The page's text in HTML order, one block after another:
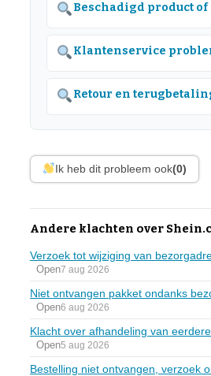
Beschadigd product
Klantenservice
Retour en
Ik heb dit probleem ook(0)
Andere klachten over
Verzoek tot wijziging van
Open7 aug 2026
Niet ontvangen pakket ondanks
Open6 aug 2026
Klacht over afhandeling van
Open5 aug 2026
Bestelling niet ontvangen, verzoek